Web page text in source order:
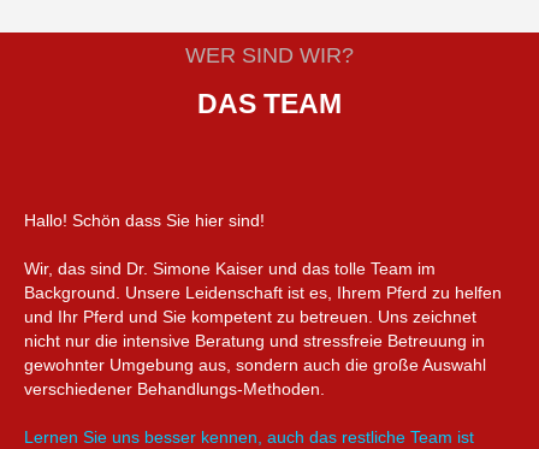
WER SIND WIR?
DAS TEAM
Hallo! Schön dass Sie hier sind!
Wir, das sind Dr. Simone Kaiser und das tolle Team im
Background. Unsere Leidenschaft ist es, Ihrem Pferd zu helfen
und Ihr Pferd und Sie kompetent zu betreuen. Uns zeichnet
nicht nur die intensive Beratung und stressfreie Betreuung in
gewohnter Umgebung aus, sondern auch die große Auswahl
verschiedener Behandlungs-Methoden.
Lernen Sie uns besser kennen, auch das restliche Team ist